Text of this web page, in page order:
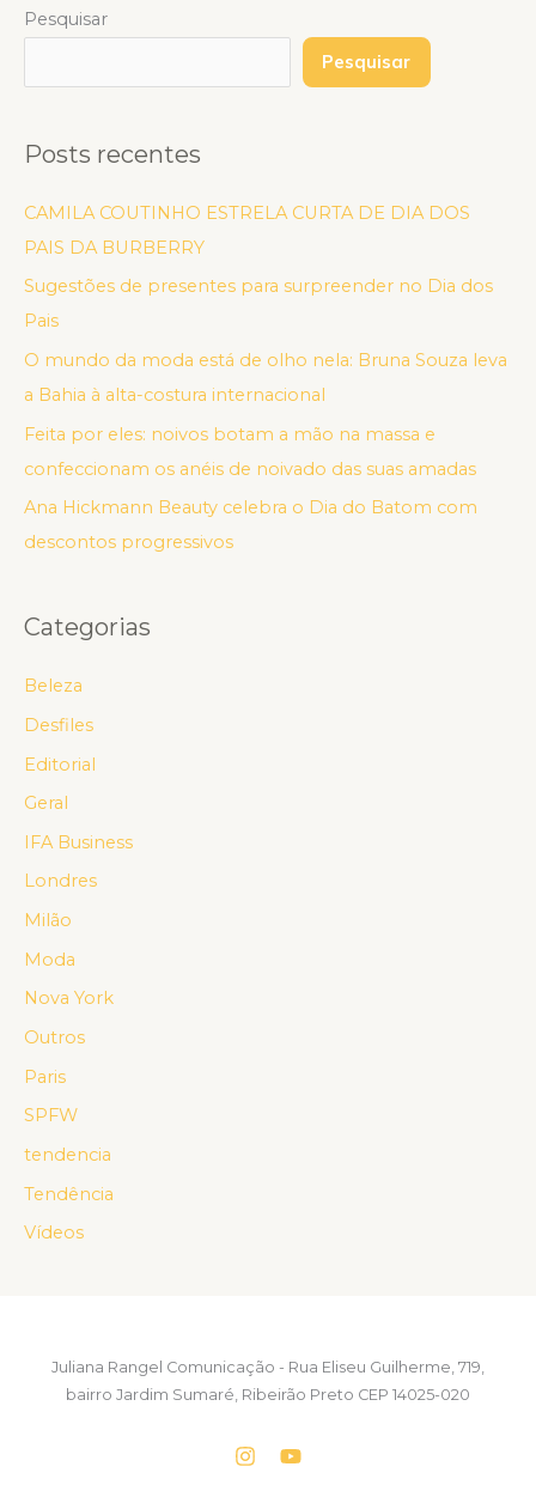
Pesquisar
Pesquisar
Posts recentes
CAMILA COUTINHO ESTRELA CURTA DE DIA DOS
PAIS DA BURBERRY
Sugestões de presentes para surpreender no Dia dos
Pais
O mundo da moda está de olho nela: Bruna Souza leva
a Bahia à alta-costura internacional
Feita por eles: noivos botam a mão na massa e
confeccionam os anéis de noivado das suas amadas
Ana Hickmann Beauty celebra o Dia do Batom com
descontos progressivos
Categorias
Beleza
Desfiles
Editorial
Geral
IFA Business
Londres
Milão
Moda
Nova York
Outros
Paris
SPFW
tendencia
Tendência
Vídeos
Juliana Rangel Comunicação - Rua Eliseu Guilherme, 719,
bairro Jardim Sumaré, Ribeirão Preto CEP 14025-020